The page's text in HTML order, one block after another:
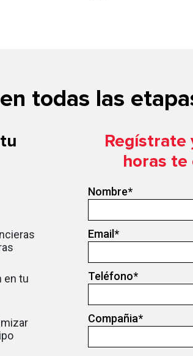
todas las
en tu
Regístrate
horas
Nombre*
Email*
Teléfono*
Compañia*